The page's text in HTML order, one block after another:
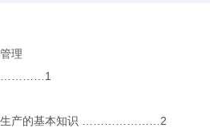
理
生产的基本知识 …………………2